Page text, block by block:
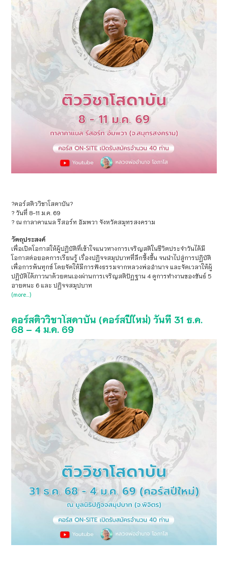
?คอร์สติววิชาโสดาบัน?
?️ วันที่ 8-11 ม.ค. 69
? ณ กาลาคาแนล รีสอร์ท อัมพวา จังหวัดสมุทรสงคราม
วัตถุประสงค์
เพื่อเปิดโอกาสให้ผู้ปฏิบัติที่เข้าใจแนวทางการเจริญสติในชีวิตประจำวันได้มี
โอกาสต่อยอดการเรียนรู้ เรื่องปฏิจจสมุปบาทที่ลึกซึ้งขึ้น จนนำไปสู่การปฏิบัติ
เพื่อการพ้นทุกข์ โดยจัดให้มีการฟังธรรมจากหลวงพ่ออำนาจ และจัดเวลาให้ผู้
ปฏิบัติได้ภาวนาด้วยตนเองผ่านการเจริญสติปัฏฐาน 4 ดูการทำงานของขันธ์ 5
อายตนะ 6 และ ปฏิจจสมุปบาท
(more…)
คอร์สติววิชาโสดาบัน (คอร์สปีใหม่) วันที่ 31 ธ.ค.
68 – 4 ม.ค. 69